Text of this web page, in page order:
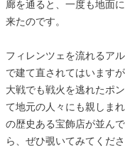
廊を通ると、一度も地面
来たのです。
フィレンツェを流れるア
で建て直されてはいます
大戦でも戦火を逃れたポ
て地元の人々にも親しま
の歴史ある宝飾店が並ん
ら、ぜひ覗いてみてくださ